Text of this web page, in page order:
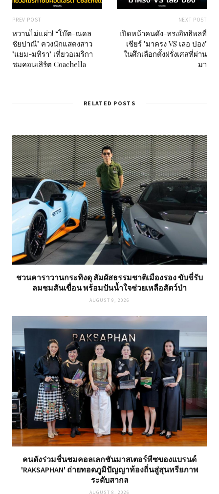
PREV POST
หวานไม่แผ่ว! “โบ๊ต-ณดล
ชัยปาณี" ควงนักแสดงสาว
"แยม-มทิรา" เที่ยวอเมริกา
ชมคอนเสิร์ต Coachella
NEXT POST
เปิดหน้าคนดัง-ทรงอิทธิพลที่
เชียร์ "มาครง VS เลอ ปอง"
ในศึกเลือกตั้งฝรั่งเศสที่ผ่าน
มา
RELATED POSTS
ชวนคาราวานกระทิงดุ สัมผัสธรรมชาติเมืองรอง ขับขี่รับ
ลมชมสันเขื่อน พร้อมปันน้ำใจช่วยเหลือสัตว์ป่า
AUGUST 9, 2026
คนดังร่วมชื่นชมคอลเลกชันมาสเตอร์พีซของแบรนด์
'RAKSAPHAN' ถ่ายทอดภูมิปัญญาท้องถิ่นสู่สุนทรียภาพ
ระดับสากล
AUGUST 8, 2026